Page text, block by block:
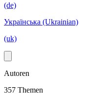
(de)
Українська (Ukrainian)
(uk)
Autoren
357 Themen